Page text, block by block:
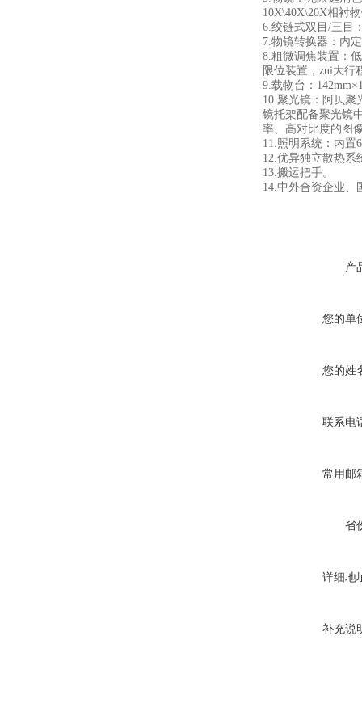
10X\40X\20X相衬
6.绞链式双目/三目
7.物镜转换器：内
8.粗微调焦装置：
限位装置，zui大行
9.载物台：
10.聚光镜：阿贝聚
镜托架配备聚光镜
率、高对比度的图
11.照明系统：内置
12.优异独立散热
13.搬运把手。
14.中外合资企业、
产
您的单
您的姓
联系电
常用邮
省
详细地
补充说